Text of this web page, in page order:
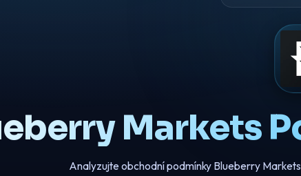
Markets
Analyzujte obchodní podmínky Blueberry